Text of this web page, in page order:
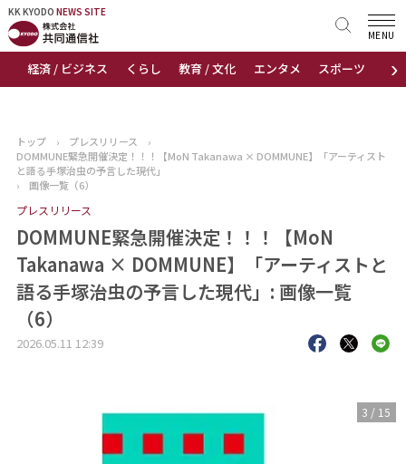
KK KYODO NEWS SITE
›
経済 / ビジネス くらし 教育 / 文化 エンタメ スポーツ 地域
MENU
KK KYODONEWS SITE
トップページ
ニュース
おすすめコンテンツ
出版物
会社概要
トップ › プレスリリース
›
DOMMUNE緊急開催決定！！！【MoN Takanawa × DOMMUNE】「アーティスト
と語る手塚治虫の予言した現代」
›
画像一覧（6）
プレスリリース
DOMMUNE緊急開催決定！！！【MoN
Takanawa × DOMMUNE】「アーティストと
語る手塚治虫の予言した現代」: 画像一覧
（6）
2026.05.11 12:39
3 / 15